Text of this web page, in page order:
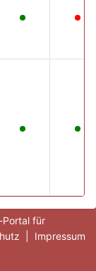
für
Impressum